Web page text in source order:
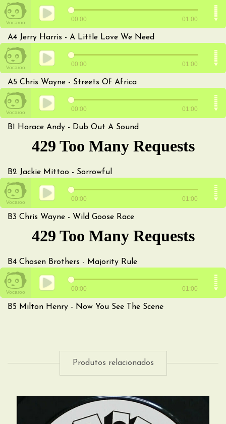
A4 Jerry Harris - A Little Love We Need
A5 Chris Wayne - Streets Of Africa
B1 Horace Andy - Dub Out A Sound
B2 Jackie Mittoo - Sorrowful
B3 Chris Wayne - Wild Goose Race
B4 Chosen Brothers - Majority Rule
B5 Milton Henry - Now You See The Scene
Produtos relacionados